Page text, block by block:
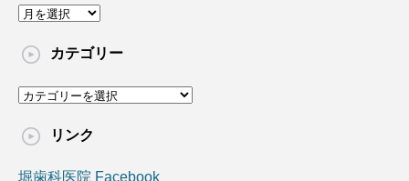
過
の
事
カテゴリー
カ
ゴ
ー
リンク
堀歯科医院 Facebook